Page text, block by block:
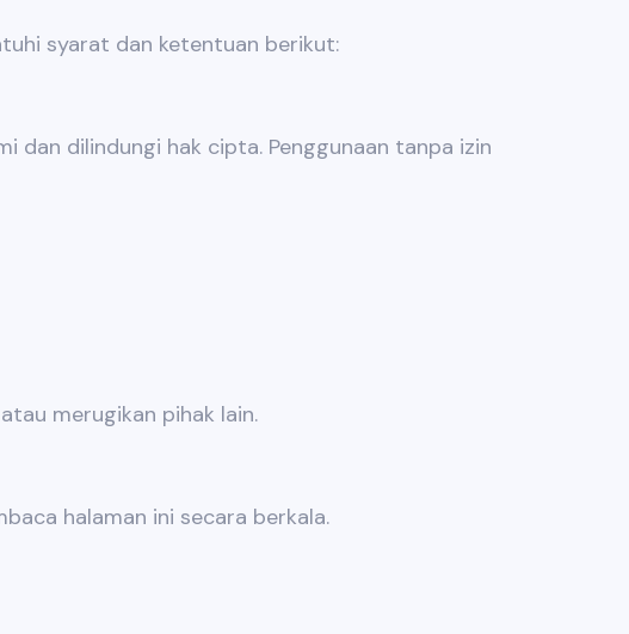
syarat dan ketentuan berikut:
dan dilindungi hak cipta. Penggunaan tanpa izin
merugikan pihak lain.
halaman ini secara berkala.